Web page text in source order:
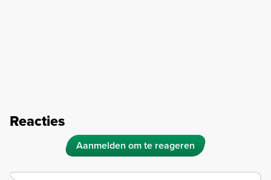
Reacties
Aanmelden om te reageren